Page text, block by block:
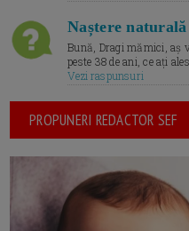
Naștere
Bună, Dragi mămici, aș
peste 38 de ani, ce ați
Vezi raspunsuri
PROPUNERI REDACTOR SEF